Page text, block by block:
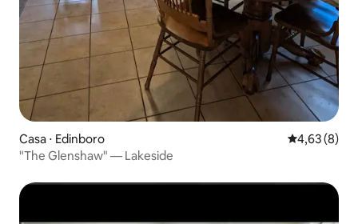
Casa ⋅ Edinboro 4,63 de uma
4,63 (8)
"The Glenshaw" — Lakeside